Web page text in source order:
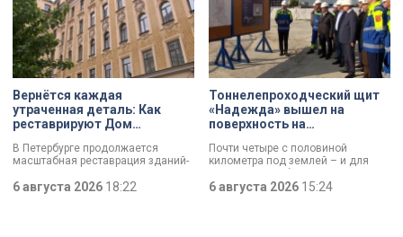
изрядно перебравшего приятеля.
дня стали заезды на специальных
адаптивных карт-машинах, где
ветераны смогли лично
протестировать технику и
почувствовать скорость.
Вернётся каждая
утраченная деталь: Как
реставрируют Дом
Святого Николая на улице
Марата
В Петербурге продолжается
масштабная реставрация зданий-
губернаторской программы.
Специалисты обновляют не
6 августа 2026 18:22
Тоннелепроходческий щит
«Надежда» вышел на
поверхность на
Почти четыре с половиной
километра под землей – и для
«Надежды» забрезжил свет:
проходческий щит вышел на
поверхность. О ходе работ у
6 августа 2026 15:24